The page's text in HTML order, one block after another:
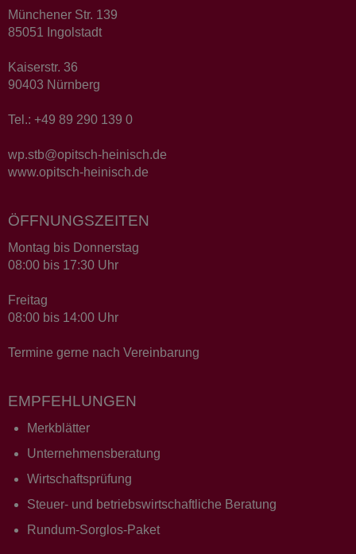
Münchener Str. 139
85051 Ingolstadt
Kaiserstr. 36
90403 Nürnberg
Tel.: +49 89 290 139 0
wp.stb@opitsch-heinisch.de
www.opitsch-heinisch.de
ÖFFNUNGSZEITEN
Montag bis Donnerstag
08:00 bis 17:30 Uhr
Freitag
08:00 bis 14:00 Uhr
Termine gerne nach Vereinbarung
EMPFEHLUNGEN
Merkblätter
Unternehmensberatung
Wirtschaftsprüfung
Steuer- und betriebswirtschaftliche Beratung
Rundum-Sorglos-Paket